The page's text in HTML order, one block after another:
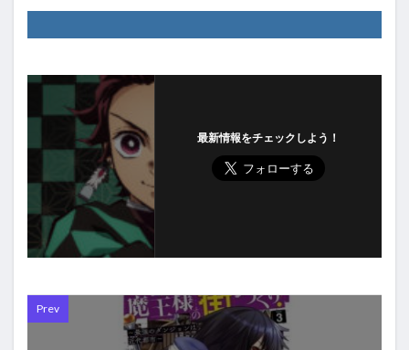
最新情報をチェックしよう！
Prev